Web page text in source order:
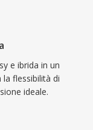
ed è
e
cue
coprendo
libreria
e ibrida in un
flessibilità di
ideale.